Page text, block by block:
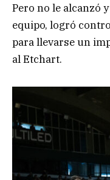
Pero no le alcanzó
equipo, logró
para llevarse un
al Etchart.